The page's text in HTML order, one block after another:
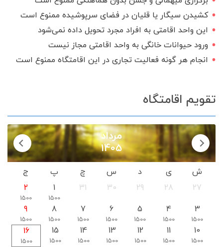
کشیدن سیگار یا قلیان در فضای سرپوشیده ممنوع است
این واحد اقامتی به افراد مجرد تحویل داده نمی‌شود
ورود حیوانات خانگی به واحد اقامتی مجاز نیست
انجام هر گونه فعالیت تجاری در این اقامتگاه ممنوع است
تقویم اقامتگاه
مرداد
1405
ش ی د س چ پ
ج
27
28
29
30
31
1
1500
2
1500
3
1500
4
1500
5
1500
6
1500
7
1500
8
1500
9
1500
10
1500
11
1500
12
1500
13
1500
14
1500
15
1500
16
1500